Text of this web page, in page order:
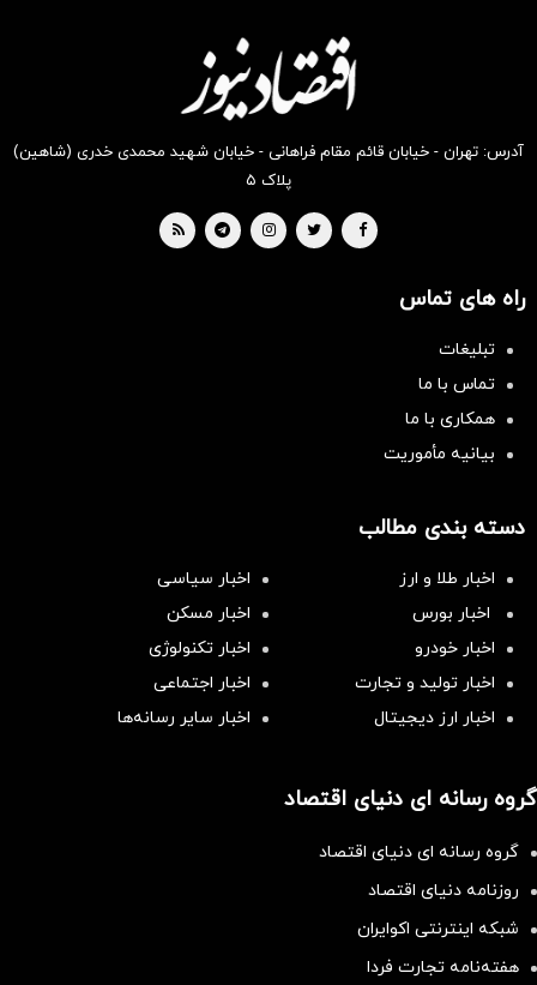
بخر !
بخر !
آدرس: تهران - خیابان قائم مقام فراهانی - خیابان شهید محمدی خدری (شاهین)
پلاک ۵
راه های تماس
تبلیغات
تماس با ما
همکاری با ما
بیانیه مأموریت
دسته بندی مطالب
اخبار طلا و ارز
اخبار سیاسی
اخبار بورس
اخبار مسکن
اخبار خودرو
اخبار تکنولوژی
اخبار تولید و تجارت
اخبار اجتماعی
اخبار ارز دیجیتال
اخبار سایر رسانه‌‌ها
گروه رسانه ای دنیای اقتصاد
گروه رسانه ای دنیای اقتصاد
روزنامه دنیای اقتصاد
شبکه اینترنتی اکوایران
هفته‌نامه تجارت فردا